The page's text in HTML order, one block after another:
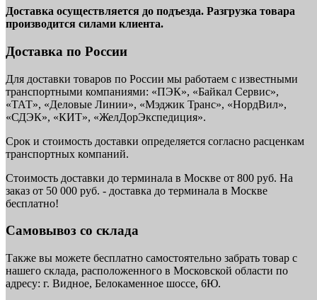
Доставка осуществляется до подъезда. Разгрузка товара
производится силами клиента.
Доставка по России
Для доставки товаров по России мы работаем с известными
транспортными компаниями: «ПЭК», «Байкал Сервис»,
«ТАТ», «Деловые Линии», «Мэджик Транс», «НордВил»,
«СДЭК», «КИТ», «ЖелДорЭкспедиция».
Срок и стоимость доставки определяется согласно расценкам
транспортных компаний.
Стоимость доставки до терминала в Москве от 800 руб. На
заказ от 50 000 руб. - доставка до терминала в Москве
бесплатно!
Самовывоз со склада
Также вы можете бесплатно самостоятельно забрать товар с
нашего склада, расположенного в Московской области по
адресу: г. Видное, Белокаменное шоссе, 6Ю.